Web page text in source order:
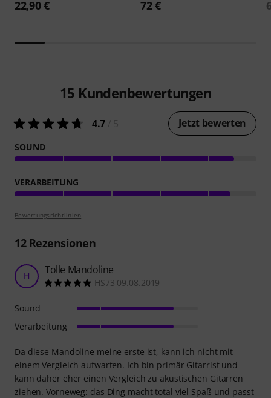
22,90 € 72 €
15 Kundenbewertungen
4.7 Jetzt bewerten
SOUND
VERARBEITUNG
Bewertungsrichtlinien
12Rezensionen
H Tolle Mandoline
HS73 09.08.2019
Da diese Mandoline meine erste ist, kann ich nicht mit
einem Vergleich aufwarten. Ich bin primär Gitarrist und
kann daher eher einen Vergleich zu akustischen Gitarren
ziehen. Vorneweg: das Ding macht total viel Spaß und passt
Sound
Verarbeitung